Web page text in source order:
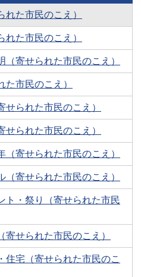
た市民のこえ）
た市民のこえ）
寄せられた市民のこえ）
市民のこえ）
られた市民のこえ）
られた市民のこえ）
寄せられた市民のこえ）
寄せられた市民のこえ）
ト・祭り（寄せられた市民
せられた市民のこえ）
住宅（寄せられた市民のこ